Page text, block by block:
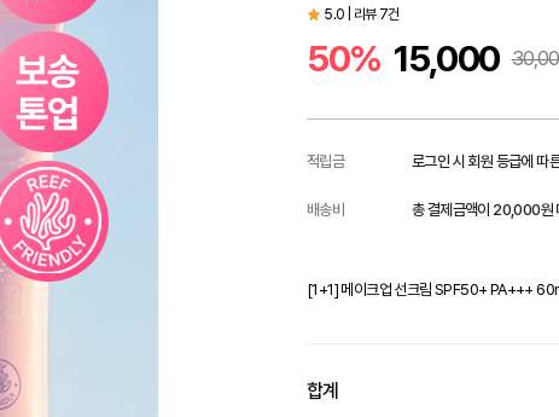
5.0 | 리뷰 7건
50% 15,000
적립금 로그인 시 회원 등급에 따
배송비 총 결제금액이 20,000원
[1+1] 메이크업 선크림 SPF50+ PA+++
합계